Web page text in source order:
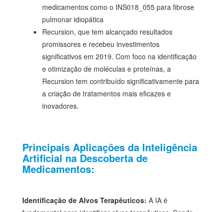
medicamentos como o INS018_055 para fibrose
pulmonar idiopática
Recursion, que tem alcançado resultados
promissores e recebeu investimentos
significativos em 2019. Com foco na identificação
e otimização de moléculas e proteínas, a
Recursion tem contribuído significativamente para
a criação de tratamentos mais eficazes e
inovadores.
Principais Aplicações da Inteligência
Artificial na Descoberta de
Medicamentos:
Identificação de Alvos Terapêuticos: A IA é